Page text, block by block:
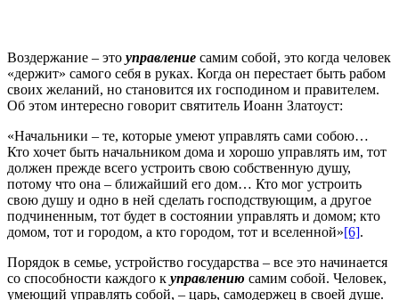
Воздержание – это управление самим собой, это когда человек
«держит» самого себя в руках. Когда он перестает быть рабом
своих желаний, но становится их господином и правителем.
Об этом интересно говорит святитель Иоанн Златоуст:
«Начальники – те, которые умеют управлять сами собою…
Кто хочет быть начальником дома и хорошо управлять им, тот
должен прежде всего устроить свою собственную душу,
потому что она – ближайший его дом… Кто мог устроить
свою душу и одно в ней сделать господствующим, а другое
подчиненным, тот будет в состоянии управлять и домом; кто
домом, тот и городом, а кто городом, тот и вселенной»[6].
Порядок в семье, устройство государства – все это начинается
со способности каждого к управлению самим собой. Человек,
умеющий управлять собой, – царь, самодержец в своей душе.